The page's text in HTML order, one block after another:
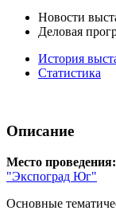
Новости
Деловая
История
Статистика
Описание
Место проведения:
"Экспоград Юг"
Основные